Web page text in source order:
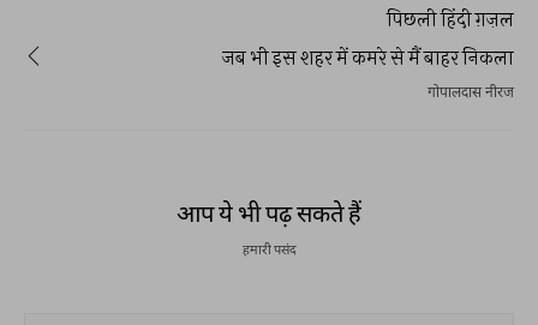
पिछली हिंदी ग़ज़ल
जब भी इस शहर में कमरे से मैं बाहर निकला
गोपालदास नीरज
आप ये भी पढ़ सकते हैं
हमारी पसंद